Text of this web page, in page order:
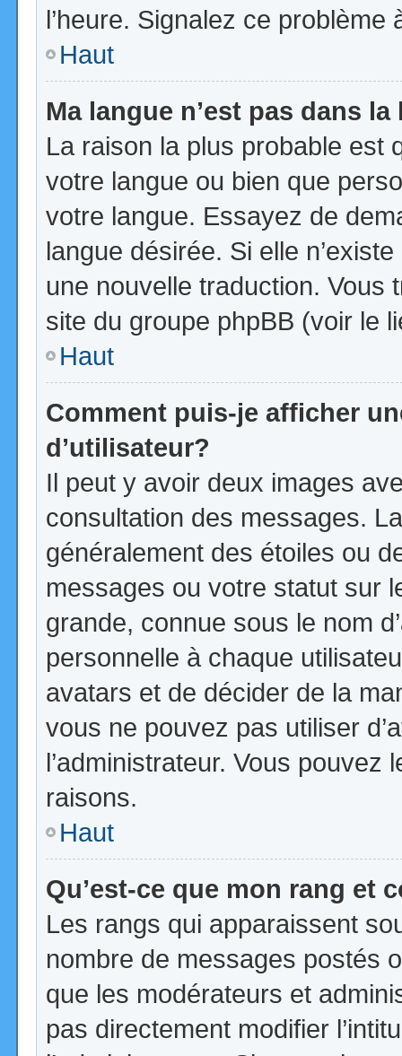
l’heure. Signalez ce problème
Haut
Ma langue n’est pas dans la
La raison la plus probable est
votre langue ou bien que
votre langue. Essayez de
langue désirée. Si elle
une nouvelle traduction. Vous
site du groupe phpBB (voir le
Haut
Comment puis-je afficher
d’utilisateur?
Il peut y avoir deux images
consultation des messages.
généralement des étoiles ou
messages ou votre statut sur
grande, connue sous le nom
personnelle à chaque
avatars et de décider de la
vous ne pouvez pas utiliser
l’administrateur. Vous
raisons.
Haut
Qu’est-ce que mon rang et
Les rangs qui apparaissent
nombre de messages postés
que les modérateurs et
pas directement modifier